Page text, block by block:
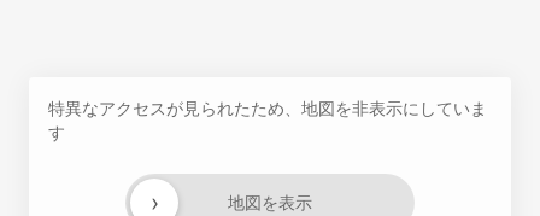
特異なアクセスが見られたため、地図を非表示にしていま
す
地図を表示
›